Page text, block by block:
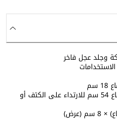
وجلد عجل فاخر
حمالة طويلة قابلة للإزالة بارتفاع 54 سم للارتداء على الكتف أو